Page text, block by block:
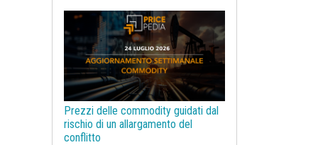
Legno e Carta
Legno ingegnerizzato Litio
Macroeconomia Magnesio
Management Manganese
Materie prime farmaceutiche
Mercati Concorrenziali
Mercati d'asta
Prezzi delle commodity guidati dal
rischio di un allargamento del
conflitto